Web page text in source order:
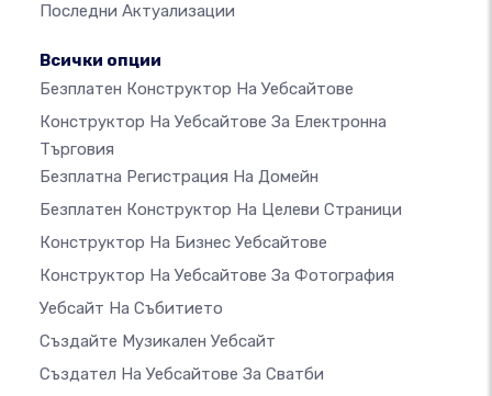
Последни Актуализации
Всички опции
Безплатен Конструктор На Уебсайтове
Конструктор На Уебсайтове За Електронна
Търговия
Безплатна Регистрация На Домейн
Безплатен Конструктор На Целеви Страници
Конструктор На Бизнес Уебсайтове
Конструктор На Уебсайтове За Фотография
Уебсайт На Събитието
Създайте Музикален Уебсайт
Създател На Уебсайтове За Сватби